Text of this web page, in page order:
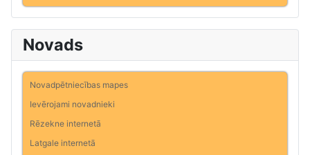
Novads
Novadpētniecības mapes
Ievērojami novadnieki
Rēzekne internetā
Latgale internetā